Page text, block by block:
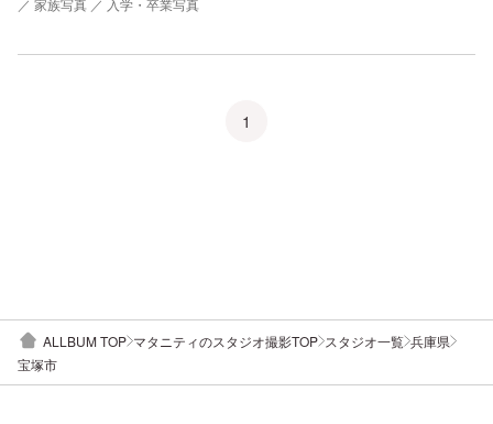
／ 家族写真 ／ 入学・卒業写真
1
ALLBUM TOP マタニティのスタジオ撮影TOP スタジオ一覧 兵庫県
宝塚市